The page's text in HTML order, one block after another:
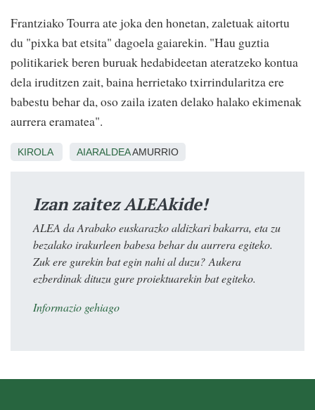
Frantziako Tourra ate joka den honetan, zaletuak aitortu
du "pixka bat etsita" dagoela gaiarekin. "Hau guztia
politikariek beren buruak hedabideetan ateratzeko kontua
dela iruditzen zait, baina herrietako txirrindularitza ere
babestu behar da, oso zaila izaten delako halako ekimenak
aurrera eramatea".
KIROLA AIARALDEAAMURRIO
Izan zaitez ALEAkide!
ALEA da Arabako euskarazko aldizkari bakarra, eta zu
bezalako irakurleen babesa behar du aurrera egiteko.
Zuk ere gurekin bat egin nahi al duzu? Aukera
ezberdinak dituzu gure proiektuarekin bat egiteko.
Informazio gehiago